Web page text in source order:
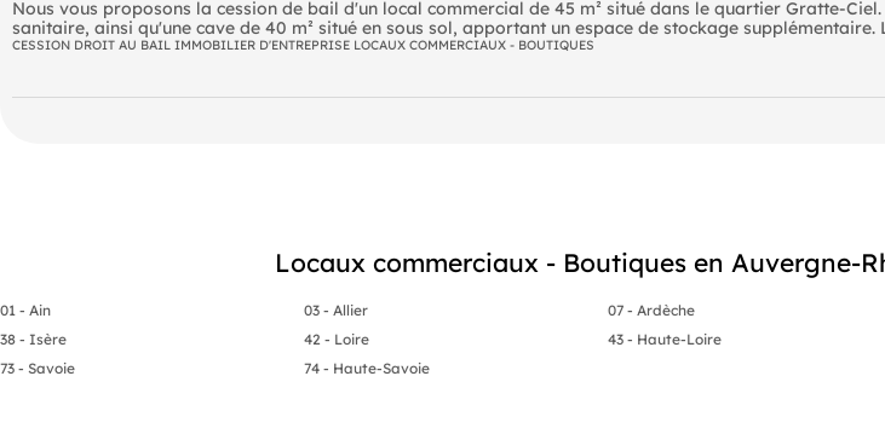
Nous vous proposons la cession de bail d'un local commercial de 45 m² situé dans le quartier Gratte-
sanitaire, ainsi qu'une cave de 40 m² situé en sous sol, apportant un espace de stockage
flux piéton, facilitant l'accès et la visibilité. BAIL À CÉDER - Local commercial 45 m² - VILLEURBANNE ve bail d'un local commercial de 45 m² situé
Bus Lignes 26, 27 et 69 vélo'V 1 stations à proximité immédiate SNCF Gare Part-Dieu à 10 min
CESSION DROIT AU BAIL IMMOBILIER D'ENTREPRISE LOCAUX COMMERCIAUX - BOUTIQUES
Locaux commerciaux - Boutiques en Auvergne-
01 - Ain 03 - Allier 07 - Ardèche
38 - Isère
42 - Loire 43 - Haute-Loire
73 - Savoie
74 - Haute-Savoie